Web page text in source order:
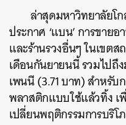
ล่าสุดมหาวิทยาลัยโ
ประกาศ ‘แบน’การขายอ
และร้านรวงอื่นๆในเขตส
เดือนกันยายนนี้รวมไปถึ
เพนนี (3.71 บาท)สำหรับ
พลาสติกแบบใช้แล้วทิ้ง
เปลี่ยนพฤติกรรมการบริโ